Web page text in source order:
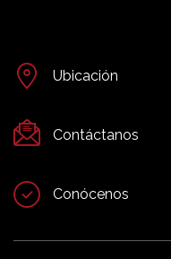
Ubicación
Contáctanos
Conócenos